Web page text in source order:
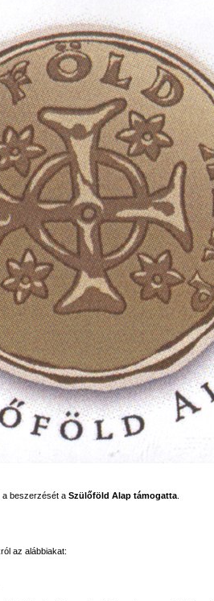
a beszerzését a Szülőföld Alap támogatta
az alábbiakat: